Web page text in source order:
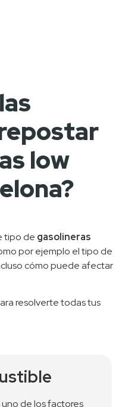
low
tipo de gasolineras
cómo puede afectar
resolverte todas tus
uno de los factores